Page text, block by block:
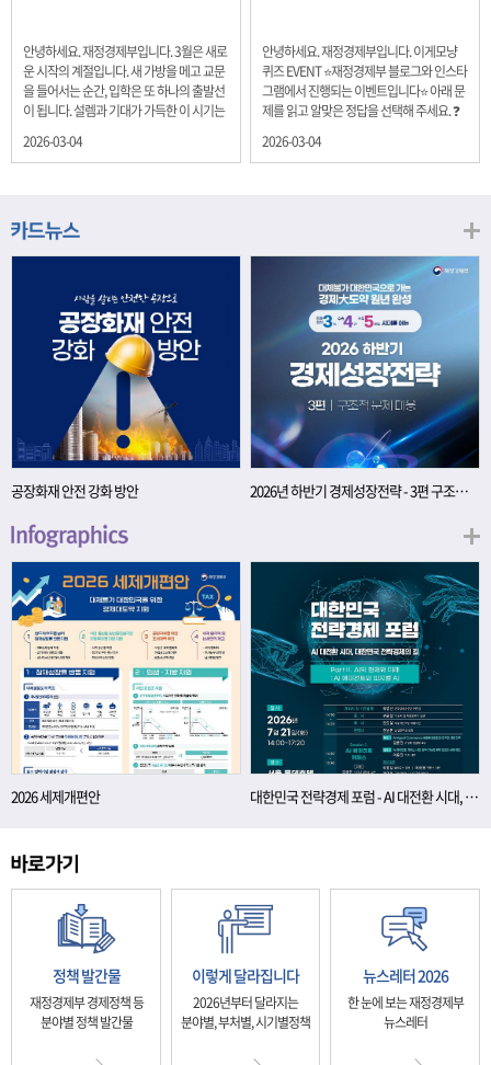
전달드립니다.
다.
안녕하세요. 재정경제부입니다. 3월은 새로
운 시작의 계절입니다. 새 가방을 메고 교문
을 들어서는 순간, 입학은 또 하나의 출발선
이 됩니다. 설렘과 기대가 가득한 이 시기는
래를 준비하는 첫 걸음이기도 합니다. 입학
니다. 배움이 쌓이는 시간, 인적자본 학교에
지식, 친구들과의 협업, 다양한 활동 속에서
얻는 문제 해결 경험은 모두 개인의 역량으
로 축적됩니다. 경제학에서는 이.......
2026-03-04
안녕하세요. 재정경제부입니다. 이게모냥
퀴즈 EVENT ⭐재정경제부 블로그와 인스타
그램에서 진행되는 이벤트입니다⭐ 아래 문
제를 읽고 알맞은 정답을 선택해 주세요. ❓
을 보이고 있는 개인투자용 국채를 3월에는
20년물 300억원입니다. 그렇다면 3월 개인
까요?? 보기 ① 1,600억원 ② 1,700억원 ③
1,800억원 ④ 2,000억원 이벤트 안내 응모
기간: 2026년 3월 4일(수) ~ 3월 9일(월) 경
품: 커피쿠폰 (60명) 참여.......
2026-03-04
공장화재 안전 강화 방안 2026년 하반기 경제성장전략 - 3편 구조적 문제 대응
2026 세제개편안 대한민국 전략경제 포럼 - AI 대전환 시대, 대한민국 전략경제의 길
정책 발간물
재정경제부 경제정책 등
분야별 정책 발간물
이렇게 달라집니다
2026년부터 달라지는
분야별, 부처별, 시기별정책
뉴스레터 2026
한 눈에 보는 재정경제부
뉴스레터